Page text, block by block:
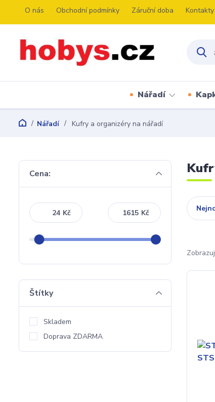
O nás Obchodní podmínky Záruční doba Kontakty
Nářadí
Nářadí Kufry a organizéry na nářadí
Cena:
Kč Kč
Štítky
Skladem
Doprava ZDARMA